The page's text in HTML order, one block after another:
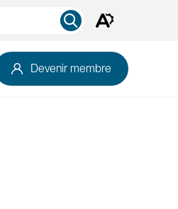
Ouvrez
d'outils
d'accessibilité.
Devenir membre